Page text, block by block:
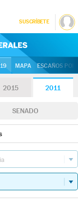
SUSCRÍBETE
MAPA ESCAÑOS
2015 2011
SENADO